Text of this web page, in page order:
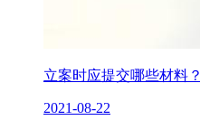
立案时应提交哪些材料？
2021-08-22